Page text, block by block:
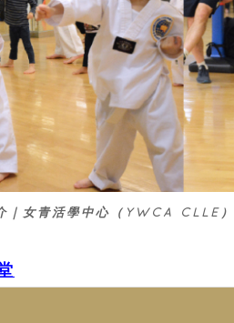
女青活學中心（YWCA CLLE）